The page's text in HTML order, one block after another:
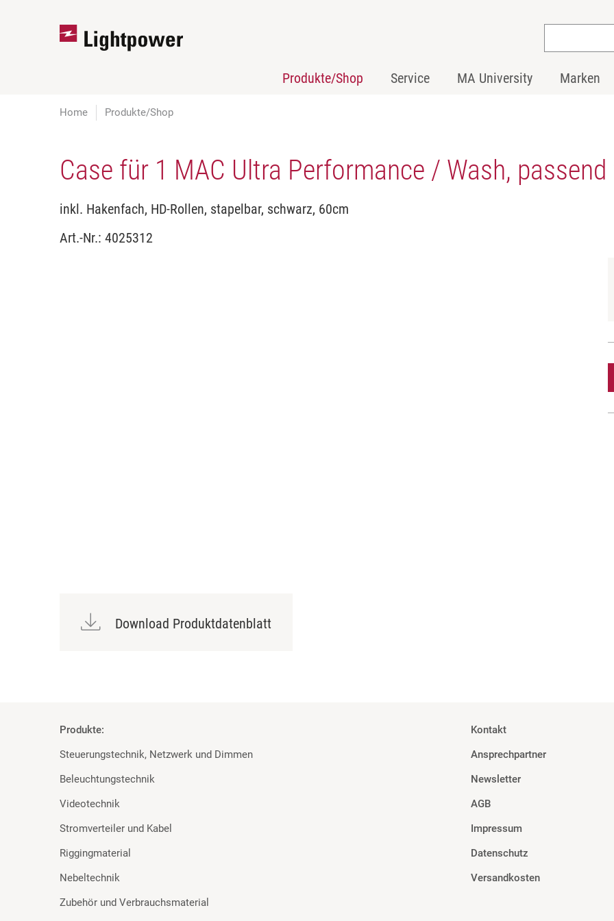
Produkte/Shop Service MA University Marken
Home Produkte/Shop
Case für 1 MAC Ultra Performance / Wash, passend
inkl. Hakenfach, HD-Rollen, stapelbar, schwarz, 60cm
Art.-Nr.: 4025312
Download Produktdatenblatt
Produkte:
Steuerungstechnik, Netzwerk und Dimmen
Beleuchtungstechnik
Videotechnik
Stromverteiler und Kabel
Riggingmaterial
Nebeltechnik
Zubehör und Verbrauchsmaterial
Kontakt
Ansprechpartner
Newsletter
AGB
Impressum
Datenschutz
Versandkosten